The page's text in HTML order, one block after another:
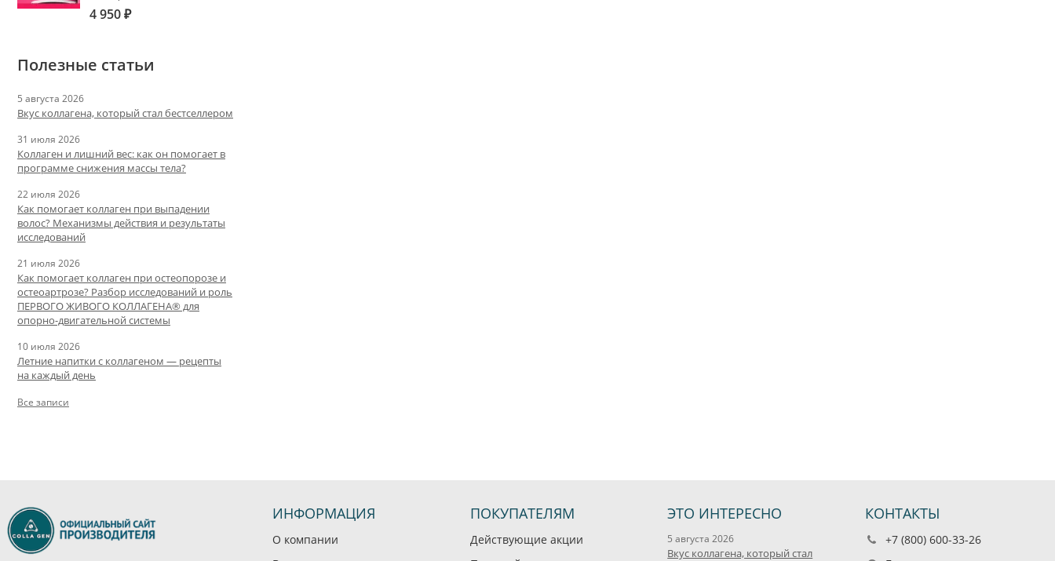
4 950₽
Полезные статьи
5 августа 2026
Вкус коллагена, который стал бестселлером
31 июля 2026
Коллаген и лишний вес: как он помогает в
программе снижения массы тела?
22 июля 2026
Как помогает коллаген при выпадении
волос? Механизмы действия и результаты
исследований
21 июля 2026
Как помогает коллаген при остеопорозе и
остеоартрозе? Разбор исследований и роль
ПЕРВОГО ЖИВОГО КОЛЛАГЕНА® для
опорно-двигательной системы
10 июля 2026
Летние напитки с коллагеном — рецепты
на каждый день
Все записи
ИНФОРМАЦИЯ
О компании
ПОКУПАТЕЛЯМ
Действующие акции
ЭТО ИНТЕРЕСНО
5 августа 2026
Вкус коллагена, который стал
КОНТАКТЫ
+7 (800) 600-33-26